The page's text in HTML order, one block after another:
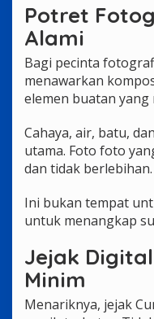
Potret
Alami
Bagi pecinta
menawarkan
elemen buatan
Cahaya, air, batu,
utama. Foto foto
dan tidak berlebihan.
Ini bukan tempat
untuk menangkap
Jejak
Minim
Menariknya, jejak